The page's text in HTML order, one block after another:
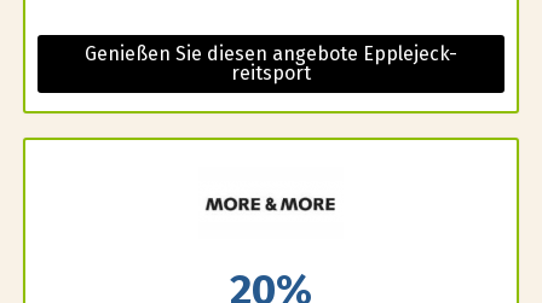
Genießen Sie diesen angebote Epplejeck-
reitsport
20%